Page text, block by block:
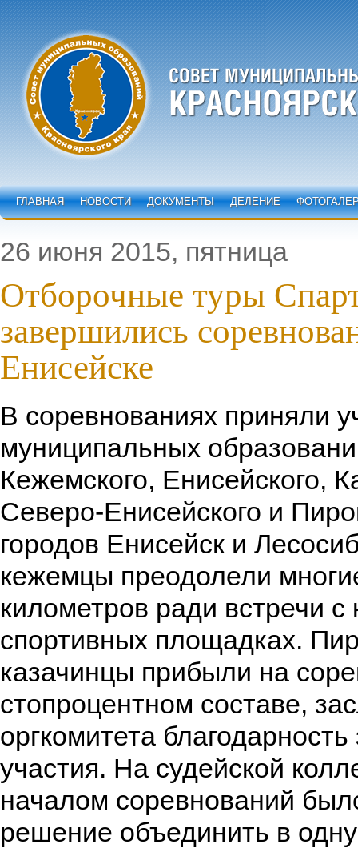
ГЛАВНАЯ НОВОСТИ ДОКУМЕНТЫ ДЕЛЕНИЕ
26 июня 2015, пятница
Отборочные туры
завершились
Енисейске
В соревнованиях приняли
муниципальных
Кежемского, Енисейского,
Северо-Енисейского и
городов Енисейск и
кежемцы преодолели
километров ради встречи с
спортивных площадках.
казачинцы прибыли на
стопроцентном составе,
оргкомитета
участия. На судейской
началом соревнований
решение объединить в